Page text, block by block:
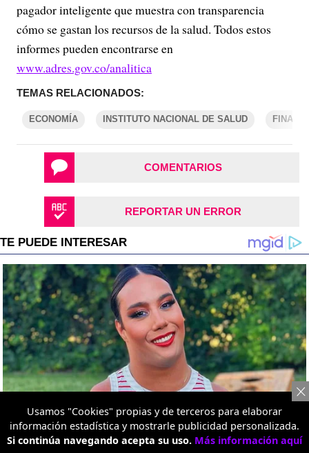
pagador inteligente que muestra con transparencia
cómo se gastan los recursos de la salud. Todos estos
informes pueden encontrarse en
www.adres.gov.co/analitica
TEMAS RELACIONADOS:
ECONOMÍA INSTITUTO NACIONAL DE SALUD
COMENTARIOS
REPORTAR UN ERROR
Usamos "Cookies" propias y de terceros para elaborar
información estadística y mostrarle publicidad personalizada.
Si continúa navegando acepta su uso. Más información aquí